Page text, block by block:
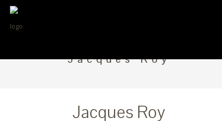
Jacques Roy
Jacques Roy